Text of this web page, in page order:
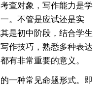
查对象，写作能力是学
。不管是应试还是实
是初中阶段，结合学生
作技巧，熟悉多种表达
有非常重要的意义。
一种常见命题形式。即